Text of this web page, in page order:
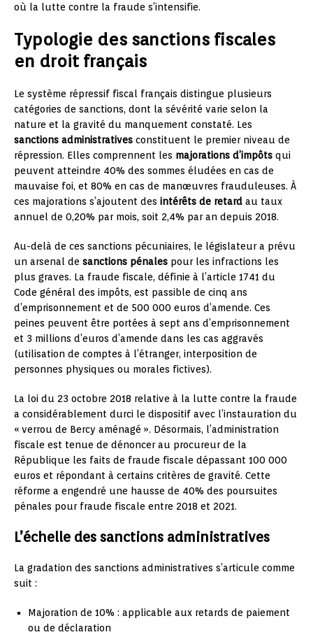
où la lutte contre la fraude s’intensifie.
Typologie des sanctions fiscales
en droit français
Le système répressif fiscal français distingue plusieurs
catégories de sanctions, dont la sévérité varie selon la
nature et la gravité du manquement constaté. Les
sanctions administratives constituent le premier niveau de
répression. Elles comprennent les majorations d’impôts qui
peuvent atteindre 40% des sommes éludées en cas de
mauvaise foi, et 80% en cas de manœuvres frauduleuses. À
ces majorations s’ajoutent des intérêts de retard au taux
annuel de 0,20% par mois, soit 2,4% par an depuis 2018.
Au-delà de ces sanctions pécuniaires, le législateur a prévu
un arsenal de sanctions pénales pour les infractions les
plus graves. La fraude fiscale, définie à l’article 1741 du
Code général des impôts, est passible de cinq ans
d’emprisonnement et de 500 000 euros d’amende. Ces
peines peuvent être portées à sept ans d’emprisonnement
et 3 millions d’euros d’amende dans les cas aggravés
(utilisation de comptes à l’étranger, interposition de
personnes physiques ou morales fictives).
La loi du 23 octobre 2018 relative à la lutte contre la fraude
a considérablement durci le dispositif avec l’instauration du
« verrou de Bercy aménagé ». Désormais, l’administration
fiscale est tenue de dénoncer au procureur de la
République les faits de fraude fiscale dépassant 100 000
euros et répondant à certains critères de gravité. Cette
réforme a engendré une hausse de 40% des poursuites
pénales pour fraude fiscale entre 2018 et 2021.
L’échelle des sanctions administratives
La gradation des sanctions administratives s’articule comme
suit :
Majoration de 10% : applicable aux retards de paiement
ou de déclaration